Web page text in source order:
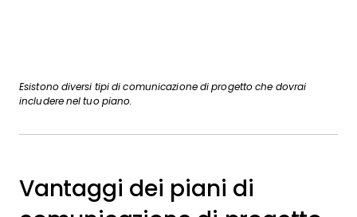
Esistono diversi tipi di comunicazione di progetto che dovrai
includere nel tuo piano.
Vantaggi dei piani di